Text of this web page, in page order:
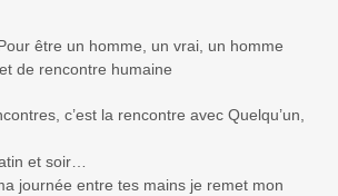
être un homme, un vrai, un homme
de rencontre humaine
c’est la rencontre avec Quelqu’un,
et soir…
journée entre tes mains je remet mon